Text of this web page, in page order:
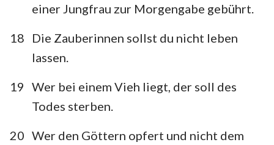
einer Jungfrau zur Morgengabe gebührt.
18
Die Zauberinnen sollst du nicht leben
lassen.
19 Wer bei einem Vieh liegt, der soll des
Todes sterben.
20 Wer den Göttern opfert und nicht dem